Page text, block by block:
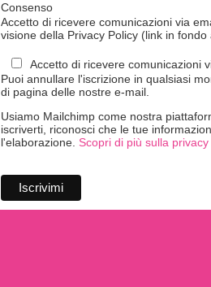
Consenso
Accetto di ricevere comunicazioni via
visione della Privacy Policy (link in fondo
Accetto di ricevere comunicazioni
Puoi annullare l'iscrizione in qualsiasi
di pagina delle nostre e-mail.
Usiamo Mailchimp come nostra
iscriverti, riconosci che le tue
l'elaborazione. Scopri di più sulla